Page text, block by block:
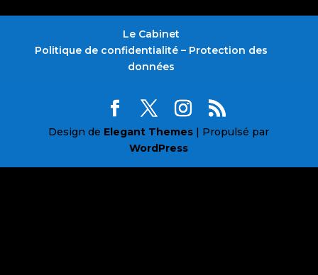
Le Cabinet
Politique de confidentialité – Protection des
données
Design de Elegant Themes | Propulsé par
WordPress